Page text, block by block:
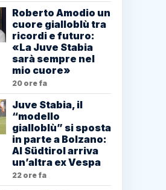
Roberto Amodio un
cuore gialloblù tra
ricordi e futuro:
«La Juve Stabia
sarà sempre nel
mio cuore»
20 ore fa
Juve Stabia, il
“modello
gialloblù” si sposta
in parte a Bolzano:
Al Südtirol arriva
un’altra ex Vespa
22 ore fa